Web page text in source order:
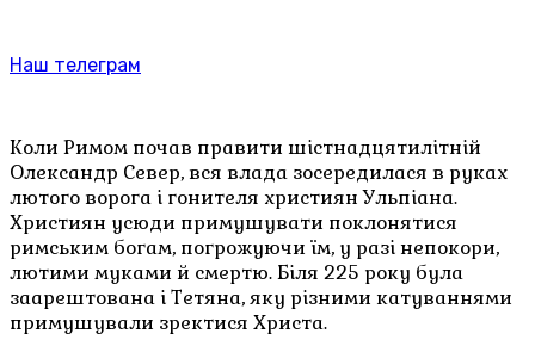
Наш телеграм
Коли Римом почав правити шістнадцятилітній
Олександр Север, вся влада зосередилася в руках
лютого ворога і гонителя християн Ульпіана.
Християн усюди примушувати поклонятися
римським богам, погрожуючи їм, у разі непокори,
лютими муками й смертю. Біля 225 року була
заарештована і Тетяна, яку різними катуваннями
примушували зректися Христа.